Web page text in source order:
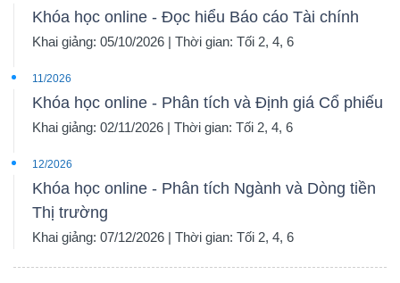
Khóa học online - Đọc hiểu Báo cáo Tài chính
Khai giảng: 05/10/2026 | Thời gian: Tối 2, 4, 6
11/2026
Khóa học online - Phân tích và Định giá Cổ phiếu
Khai giảng: 02/11/2026 | Thời gian: Tối 2, 4, 6
12/2026
Khóa học online - Phân tích Ngành và Dòng tiền
Thị trường
Khai giảng: 07/12/2026 | Thời gian: Tối 2, 4, 6